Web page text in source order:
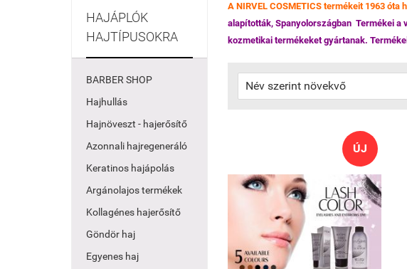
HAJÁPLÓK
HAJTÍPUSOKRA
BARBER SHOP
Hajhullás
Hajnöveszt - hajerősítő
Azonnali hajregeneráló
Keratinos hajápolás
Argánolajos termékek
Kollagénes hajerősítő
Göndör haj
Egyenes haj
A NIRVEL COSMETICS termékeit 1963
alapították, Spanyolországban Termékei a
kozmetikai termékeket gyártanak.
ÚJ